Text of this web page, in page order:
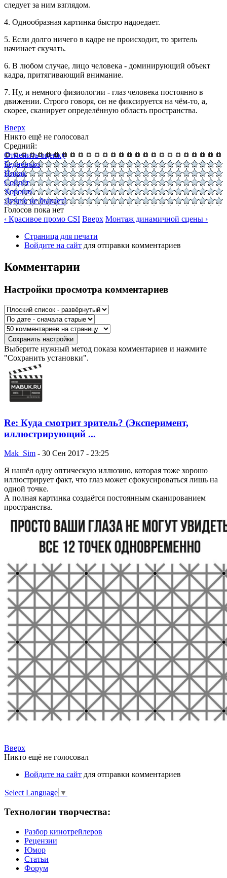
следует за ним взглядом.
4. Однообразная картинка быстро надоедает.
5. Если долго ничего в кадре не происходит, то зритель
начинает скучать.
6. В любом случае, лицо человека - доминирующий объект
кадра, притягивающий внимание.
7. Ну, и немного физиологии - глаз человека постоянно в
движении. Строго говоря, он не фиксируется на чём-то, а,
скорее, сканирует определённую область пространства.
Вверх
Никто ещё не голосовал
Средний:
Отменить оценку
Бедненько
Никак
Сойдёт
Хорошо
Лучше не бывает!
Голосов пока нет
‹ Красивое промо CSI Вверх Монтаж динамичной сцены ›
Страница для печати
Войдите на сайт для отправки комментариев
Комментарии
Настройки просмотра комментариев
Выберите нужный метод показа комментариев и нажмите
"Сохранить установки".
Re: Куда смотрит зритель? (Эксперимент,
иллюстрирующий ...
Mak_Sim - 30 Сен 2017 - 23:25
Я нашёл одну оптическую иллюзию, которая тоже хорошо
иллюстрирует факт, что глаз может сфокусироваться лишь на
одной точке.
А полная картинка создаётся постоянным сканированием
пространства.
Вверх
Никто ещё не голосовал
Войдите на сайт для отправки комментариев
Select Language ▼
Технологии творчества:
Разбор кинотрейлеров
Рецензии
Юмор
Статьи
Форум